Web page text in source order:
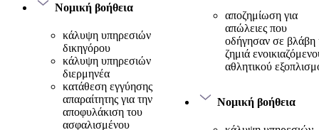
Νομική βοήθεια
κάλυψη υπηρεσιών
δικηγόρου
κάλυψη υπηρεσιών
διερμηνέα
κατάθεση εγγύησης
απαραίτητης για την
αποφυλάκιση του
ασφαλισμένου
αποζημίωση για
απώλειες που
οδήγησαν σε βλάβη
ζημιά
αθλητικού
Νομική βοήθεια